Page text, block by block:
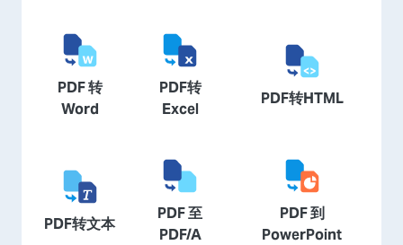
PDF 转
Word
PDF转
Excel
PDF转HTML
PDF转文本
PDF 至
PDF/A
PDF 到
PowerPoint